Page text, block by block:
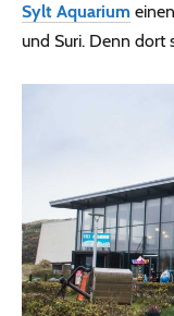
Sylt Aquarium
und Suri. Denn dort